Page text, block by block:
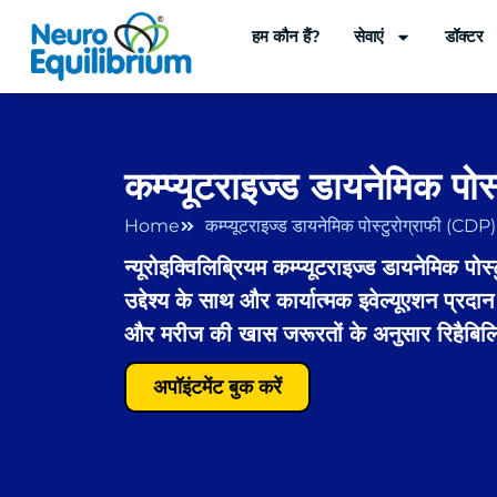
Skip
content
हम कौन हैं? सेवाएं डॉक्टर
कम्प्यूटराइज्ड डायनेमिक
Home कम्प्यूटराइज्ड डायनेमिक पोस्टुरोग्राफी (CDP)
न्यूरोइक्विलिब्रियम कम्प्यूटराइज्ड डायनेमिक
उद्देश्य के साथ और कार्यात्मक इवेल्यूएशन
और मरीज की खास जरूरतों के अनुसार
अपॉइंटमेंट बुक करें